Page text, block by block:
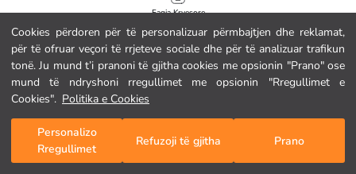
Cookies përdoren për të personalizuar përmbajtjen dhe reklamat,
për të ofruar veçori të rrjeteve sociale dhe për të analizuar trafikun
tonë. Ju mund t’i pranoni të gjitha cookies me opsionin "Prano" ose
mund të ndryshoni rregullimet me opsionin "Rregullimet e
Cookies". Politika e Cookies
Personalizo
Rregullimet
Refuzoji të gjitha Prano
Faqja Kryesore
Kategoritë
Shporta Ime
Set pizhamash të shkurtra me jakë të rrumbullakët për vajza
449,00 MKD
799,00 MKD